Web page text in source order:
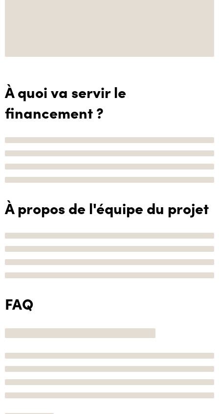
À quoi va servir le
financement ?
À propos de l'équipe du projet
FAQ